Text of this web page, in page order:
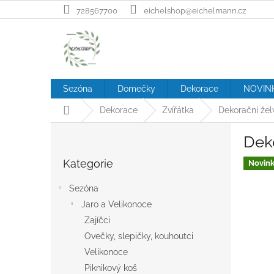
na
728567700 eichelshop@eichelmann.cz
Sezóna Domečky Dekorace
Domů Dekorace Zvířátka Dekorační
kategorie
Kategorie
Sezóna
Jaro a Velikonoce
Zajíčci
Ovečky, slepičky, kouhoutci
Velikonoce
Piknikový koš